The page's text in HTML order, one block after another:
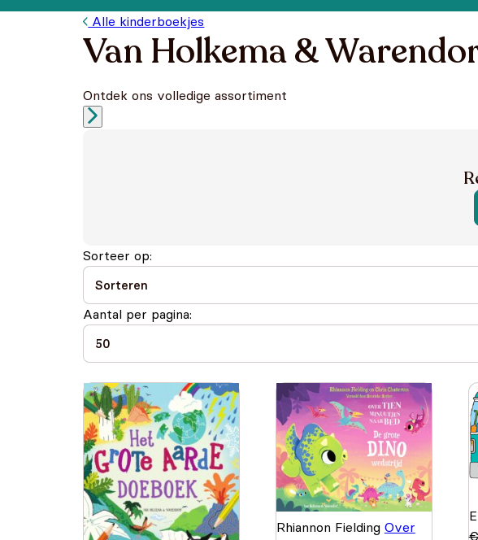
Alle kinderboekjes
Van Holkema &
Ontdek ons volledige assortiment
Sorteer op:
Aantal per pagina:
Rhiannon Fielding Over
€